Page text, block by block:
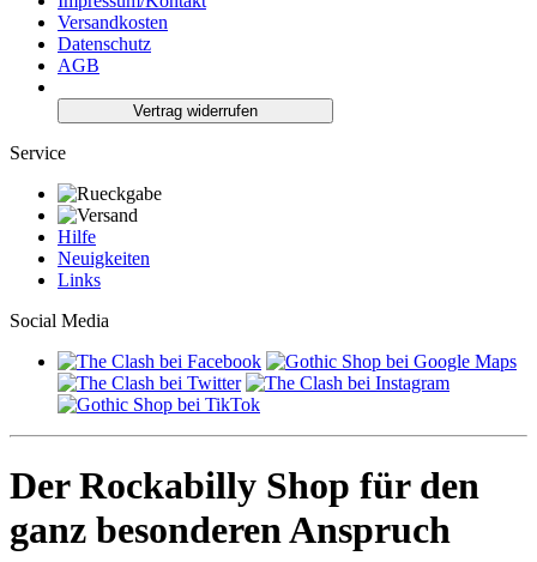
Versandkosten
Datenschutz
AGB
Vertrag widerrufen
Service
Hilfe
Neuigkeiten
Links
Social Media
Der Rockabilly Shop für den
ganz besonderen Anspruch